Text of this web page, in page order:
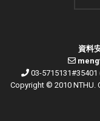
資料
03-
Copyright © 2010 NTHU.